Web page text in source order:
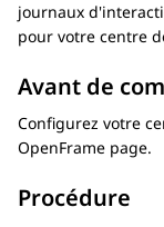
journaux
pour votre centre
Avant de
Configurez votre
OpenFrame page.
Procédure